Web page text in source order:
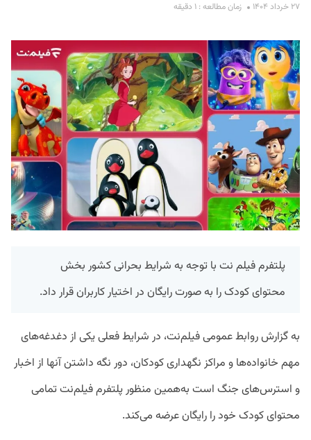
۲۷ خرداد ۱۴۰۴ زمان مطالعه : ۱ دقیقه
پلتفرم فیلم نت با توجه به شرایط بحرانی کشور بخش
محتوای کودک را به صورت رایگان در اختیار کاربران قرار داد.
به گزارش روابط عمومی فیلم‌نت، در شرایط فعلی یکی از دغدغه‌های
مهم خانواده‌ها و مراکز نگهداری کودکان، دور نگه داشتن آنها از اخبار
و استرس‌های جنگ است به‌همین منظور پلتفرم فیلم‌نت تمامی
محتوای کودک خود را رایگان عرضه می‌کند.